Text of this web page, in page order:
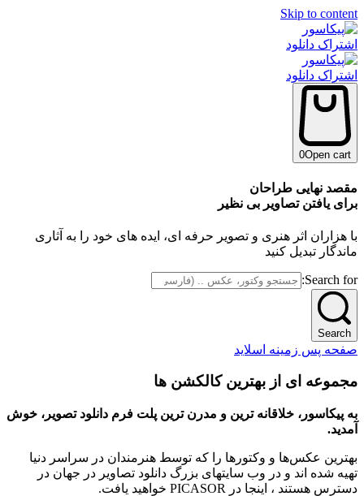
Skip to content
اشتراک دانلود
اشتراک دانلود
0Open cart
مقصد نهایی طراحان
برای یافتن تصاویر بی‌ نظیر
با هزاران اثر هنری و تصویر حرفه‌ ای، ایده‌ های خود را به آثاری
ماندگار تبدیل کنید
Search for:
Search
صفحه پس زمینه اسلاید
مجموعه ای از بهترین کالکشن ها
به پیکاسور، خلاقانه ترین و مدرن ترین پلت فرم دانلود تصویر، خوش
آمدید.
بهترین عکس‌ها و وکتورها را که توسط هنرمندان در سراسر دنیا
تهیه شده اند و در وب سایتهای بزرگ دانلود تصاویر در جهان در
دسترس هستند ، اینجا در PICASOR خواهید یافت.